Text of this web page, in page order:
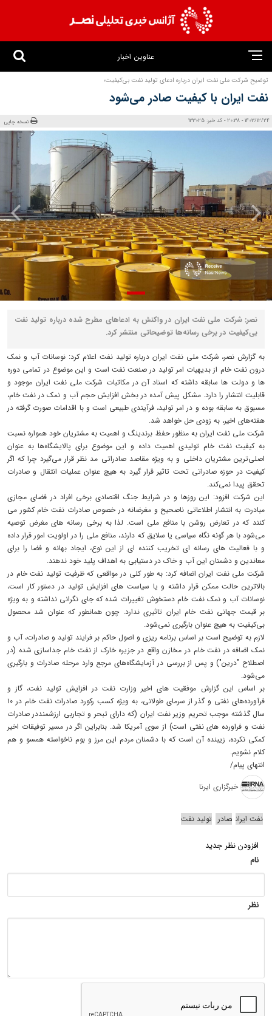
عناوین اخبار
توضیح شرکت ملی نفت ایران درباره ادعای تولید نفت بی‌کیفیت؛
نفت ایران با کیفیت صادر می‌شود
1403/12/24 - 20:38 - کد خبر: 133025 نسخه چاپی
نصر: شرکت ملی نفت ایران در واکنش به ادعاهای مطرح شده درباره تولید نفت
بی‌کیفیت در برخی رسانه‌ها توضیحاتی منتشر کرد.
به گزارش نصر، شرکت ملی نفت ایران درباره تولید نفت اعلام کرد: نوسانات آب و نمک
درون نفت خام از بدیهیات امر تولید در صنعت نفت است و این موضوع در تمامی دوره
ها و دولت ها سابقه داشته که اسناد آن در مکاتبات شرکت ملی نفت ایران موجود و
قابلیت انتشار را دارد. مشکل پیش آمده در بخش افزایش حجم آب و نمک در نفت خام،
مسبوق به سابقه بوده و در امر تولید، فرآیندی طبیعی است و با اقدامات صورت گرفته در
هفته‌های اخیر، به زودی حل خواهد شد.
شرکت ملی نفت ایران به منظور حفظ برندینگ و اهمیت به مشتریان خود همواره نسبت
به کیفیت نفت خام تولیدی اهمیت داده و این موضوع برای پالایشگاه‌ها به عنوان
اصلی‌ترین مشتریان داخلی و به ویژه مقاصد صادراتی مد نظر قرار می‌گیرد چرا که اگر
کیفیت در حوزه صادراتی تحت تاثیر قرار گیرد به هیچ عنوان عملیات انتقال و صادرات
تحقق پیدا نمی‌کند.
این شرکت افزود: این روزها و در شرایط جنگ اقتصادی برخی افراد در فضای مجازی
مبادرت به انتشار اطلاعاتی ناصحیح و مغرضانه در خصوص صادرات نفت خام کشور می
کنند که در تعارض روشن با منافع ملی است. لذا به برخی رسانه های مغرض توصیه
می‌شود با هر گونه نگاه سیاسی یا سلایق که دارند، منافع ملی را در اولویت امور قرار داده
و با فعالیت های رسانه ای تخریب کننده ای از این نوع، ایجاد بهانه و فضا را برای
معاندین و دشمنان این آب و خاک در دستیابی به اهداف پلید خود ندهند.
شرکت ملی نفت ایران اضافه کرد: به طور کلی در مواقعی که ظرفیت تولید نفت خام در
بالاترین حالت ممکن قرار داشته و یا سیاست های افزایش تولید در دستور کار است،
نوسانات آب و نمک نفت خام دستخوش تغییرات شده که جای نگرانی نداشته و به ویژه
بر قیمت جهانی نفت خام ایران تاثیری ندارد. چون همانطور که عنوان شد محصول
بی‌کیفیت به هیچ عنوان بارگیری نمی‌شود.
لازم به توضیح است بر اساس برنامه ریزی و اصول حاکم بر فرایند تولید و صادرات، آب و
نمک اضافه در نفت خام در مخازن واقع در جزیره خارک از نفت خام جداسازی شده (در
اصطلاح "درین") و پس از بررسی در آزمایشگاه‌های مرجع وارد مرحله صادرات و بارگیری
می‌شود.
بر اساس این گزارش موفقیت های اخیر وزارت نفت در افزایش تولید نفت، گاز و
فرآورده‌های نفتی و گذر از سرمای طولانی، به ویژه کسب رکورد صادرات نفت خام در ۱۰
سال گذشته موجب تحریم وزیر نفت ایران (که دارای تبحر و تجاربی ارزشمنددر صادرات
نفت و فراورده های نفتی است) از سوی آمریکا شد. بنابراین اگر در مسیر توفیقات اخیر
کمکی نکرده، زیبنده آن است که با دشمنان مردم این مرز و بوم ناخواسته همسو و هم
کلام نشویم.
انتهای پیام/
خبرگزاری ایرنا
نفت ایران صادر تولید نفت
افزودن نظر جدید
نام
نظر